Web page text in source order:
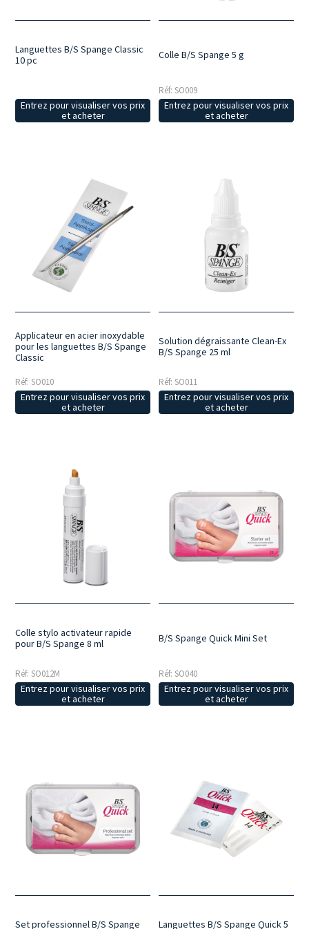
Languettes B/S Spange Classic
10 pc
Entrez pour visualiser vos prix
et acheter
Colle B/S Spange 5 g
Réf: SO009
Entrez pour visualiser vos prix
et acheter
Applicateur en acier inoxydable
pour les languettes B/S Spange
Classic
Réf: SO010
Entrez pour visualiser vos prix
et acheter
Solution dégraissante Clean-Ex
B/S Spange 25 ml
Réf: SO011
Entrez pour visualiser vos prix
et acheter
Colle stylo activateur rapide
pour B/S Spange 8 ml
Réf: SO012M
Entrez pour visualiser vos prix
et acheter
B/S Spange Quick Mini Set
Réf: SO040
Entrez pour visualiser vos prix
et acheter
Set professionnel B/S Spange Languettes B/S Spange Quick 5